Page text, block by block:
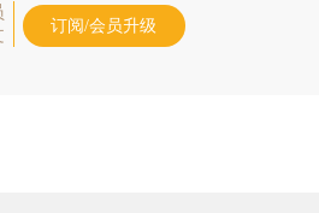
订阅/会员升级